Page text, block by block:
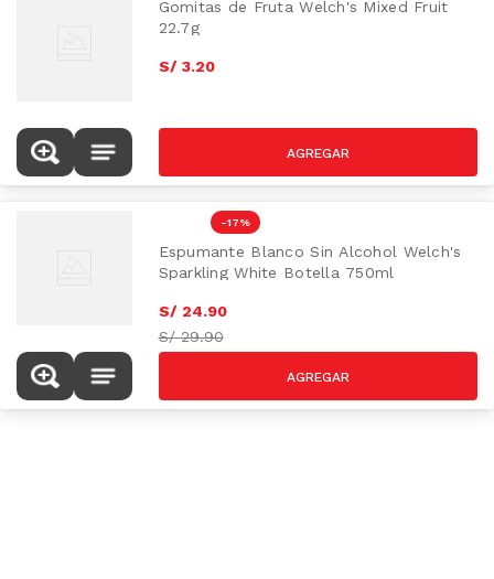
Gomitas de Fruta Welch's Mixed Fruit
22.7g
S/ 3.20
-17 %
Espumante Blanco Sin Alcohol Welch's
Sparkling White Botella 750ml
S/ 24.90
S/29.90